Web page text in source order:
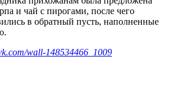
и чай с пирогами, после чего
в обратный пусть, наполненные
wall-148534466_1009